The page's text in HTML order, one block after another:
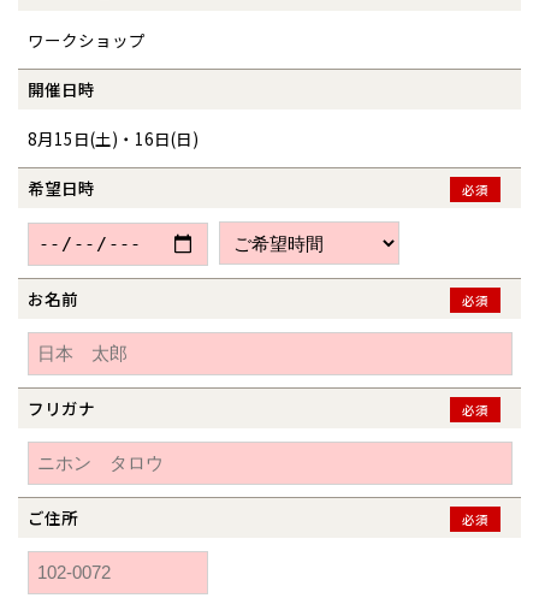
ワークショップ
開催日時
8月15日(土)・16日(日)
希望日時 必須
お名前 必須
フリガナ 必須
ご住所 必須
北海道
札幌
道央
道北
道東
東北
青森
秋田
山形
宮城
福島
甲信越・北陸
新潟
長野
富山
石川
福井
関東
神奈川
埼玉
千葉
茨城
愛知
岐阜
静岡
三重
近畿
大阪
京都
兵庫
中国・四国
岡山
香川
九州
福岡
分譲マンション
北海道
札幌
札幌
小樽
苫小牧千歳
小樽
道北
道南
道東
釧路
東北
青森県
青森
秋田県
秋田
岩手県
盛岡
山形県
宮城県
福島県
郡山
いわき
甲信越・北陸
新潟県
新潟
長岡
山梨県
甲府
長野県
長野
富山県
石川県
福井県
関東
神奈川県
横浜
相模
埼玉県
埼玉
千葉県
愛知県
名古屋
岐阜県
静岡県
三重県
近畿
大阪府
大阪
京都府
京都
奈良県
奈良
中国・四国
岡山県
岡山
香川県
高松
九州
福岡県